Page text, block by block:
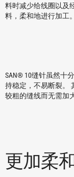
料时减少给线圈以及
料，柔和地进行加工。
SAN® 10缝针虽然十
持稳定，不易断裂。
较粗的缝线而无需加
更加柔